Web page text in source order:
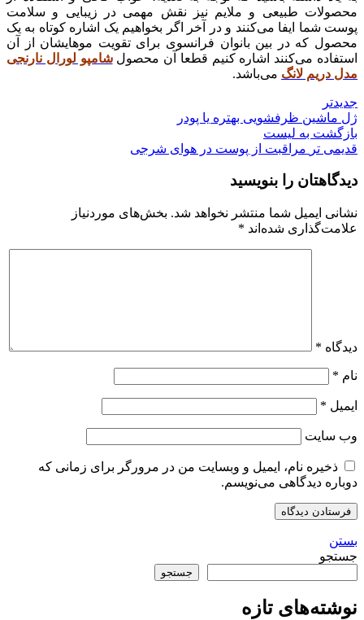
محصولات طبیعی و ملایم نیز نقش مهمی در زیبایی و سلامت
پوست شما ایفا می‌کنند و در آخر اگر بخواهیم یک اشاره کوتاه به یک
محصول که در بین بانوان فرانسوی برای تقویت موهایشان از آن
استفاده می‌کنند اشاره کنیم قطعا آن محصولشامپو لورال نارنجی
مدل دریم لانگ می‌باشد.
جدیدتر
ژل ماشین ظرفشویی بهتره یا پودر
بازگشت به لیست
قدیمی تر مراقبت از پوست در هوای شرجی
دیدگاهتان را بنویسید
نشانی ایمیل شما منتشر نخواهد شد. بخش‌های موردنیاز
علامت‌گذاری شده‌اند *
دیدگاه *
نام *
ایمیل *
وب‌ سایت
ذخیره نام، ایمیل و وبسایت من در مرورگر برای زمانی که
دوباره دیدگاهی می‌نویسم.
بستن
جستجو
جستجو
نوشته‌های تازه